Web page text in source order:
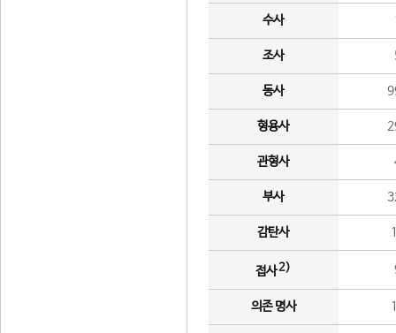
수사
조사
동사
형용사
관형사
부사
감탄사
접사2)
의존 명사